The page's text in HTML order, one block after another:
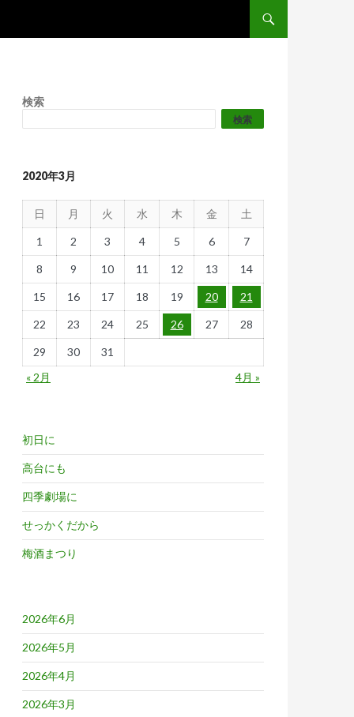
検索
検索
2020年3月
日 月 火 水 木 金 土
1 2 3 4 5 6 7
8 9 10 11 12 13 14
15 16 17 18 19 20 21
22 23 24 25 26 27 28
29 30
31
« 2月
4月 »
初日に
高台にも
四季劇場に
せっかくだから
梅酒まつり
2026年6月
2026年5月
2026年4月
2026年3月